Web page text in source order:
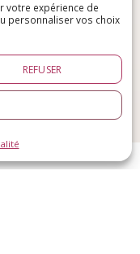
votre expérience de
personnaliser vos choix
REFUSER
chemins